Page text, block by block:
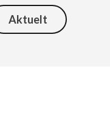
Aktuelt